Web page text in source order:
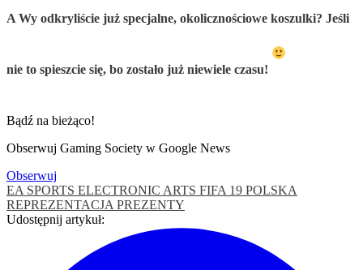
A Wy odkryliście już specjalne, okolicznościowe koszulki? Jeśli
nie to spieszcie się, bo zostało już niewiele czasu!
Bądź na bieżąco!
Obserwuj Gaming Society w Google News
Obserwuj
EA SPORTS ELECTRONIC ARTS FIFA 19 POLSKA
REPREZENTACJA PREZENTY
Udostępnij artykuł: